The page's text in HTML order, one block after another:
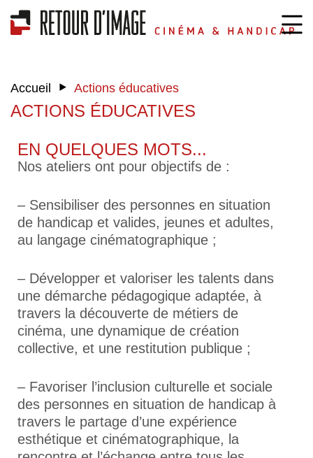
Accueil ‣ Actions éducatives
ACTIONS ÉDUCATIVES
EN QUELQUES MOTS...
Nos ateliers ont pour objectifs de :
– Sensibiliser des personnes en situation
de handicap et valides, jeunes et adultes,
au langage cinématographique ;
– Développer et valoriser les talents dans
une démarche pédagogique adaptée, à
travers la découverte de métiers de
cinéma, une dynamique de création
collective, et une restitution publique ;
– Favoriser l’inclusion culturelle et sociale
des personnes en situation de handicap à
travers le partage d’une expérience
esthétique et cinématographique, la